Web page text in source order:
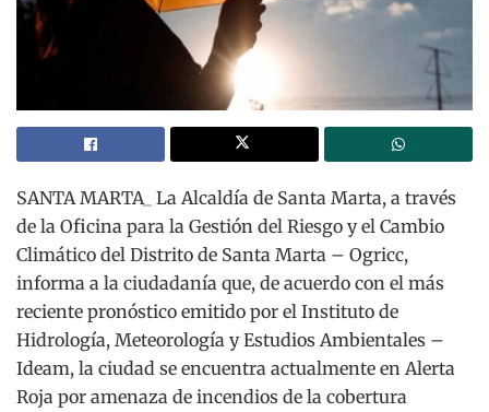
SANTA MARTA_ La Alcaldía de Santa Marta, a través
de la Oficina para la Gestión del Riesgo y el Cambio
Climático del Distrito de Santa Marta – Ogricc,
informa a la ciudadanía que, de acuerdo con el más
reciente pronóstico emitido por el Instituto de
Hidrología, Meteorología y Estudios Ambientales –
Ideam, la ciudad se encuentra actualmente en Alerta
Roja por amenaza de incendios de la cobertura